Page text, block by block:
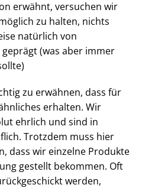
erwähnt, versuchen wir
zu halten, nichts
natürlich von
(was aber immer
zu erwähnen, dass für
erhalten. Wir
ehrlich und sind in
Trotzdem muss hier
dass wir einzelne Produkte
gestellt bekommen. Oft
werden,